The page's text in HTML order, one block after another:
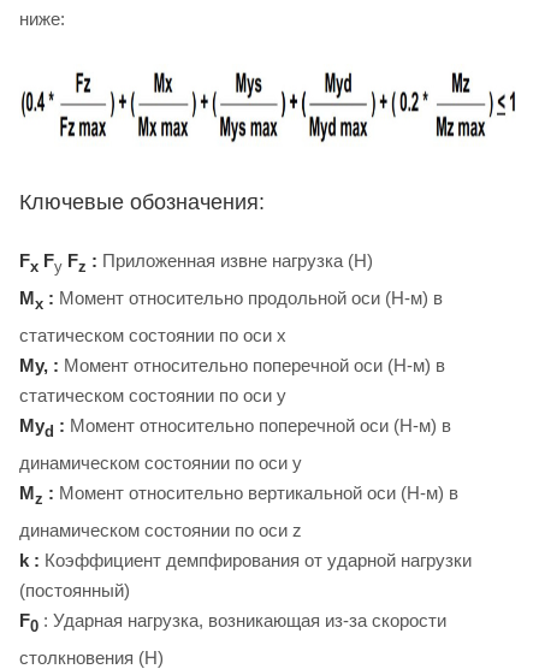
ниже:
Ключевые обозначения:
Fx Fy Fz : Приложенная извне нагрузка (Н)
Mx : Момент относительно продольной оси (Н-м) в
статическом состоянии по оси x
My, : Момент относительно поперечной оси (Н-м) в
статическом состоянии по оси y
Myd : Момент относительно поперечной оси (Н-м) в
динамическом состоянии по оси y
Mz : Момент относительно вертикальной оси (Н-м) в
динамическом состоянии по оси z
k : Коэффициент демпфирования от ударной нагрузки
(постоянный)
F0 : Ударная нагрузка, возникающая из-за скорости
столкновения (Н)